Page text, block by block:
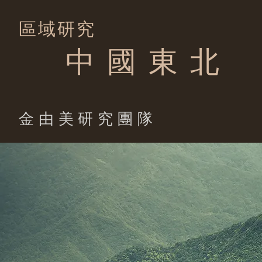
區域研究
中 國 東 北
​金由美研究團隊